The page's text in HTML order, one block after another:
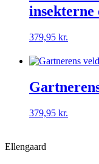
insekterne
379,95 kr.
379,95 kr.
Ellengaard